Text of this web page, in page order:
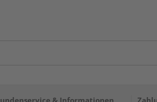
& Informationen